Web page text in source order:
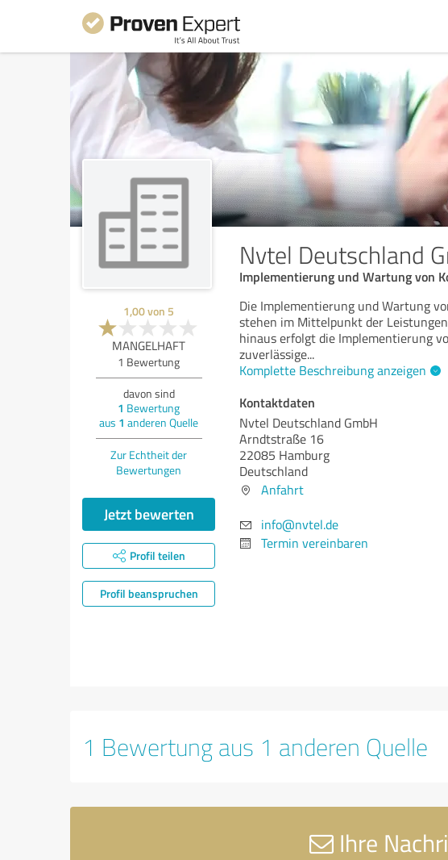
Nvtel Deutschland
Implementierung und Wartung von
1,00von 5
MANGELHAFT
1 Bewertung
davon sind
1 Bewertung
aus 1 anderen Quelle
Zur Echtheit der
Bewertungen
Jetzt bewerten
Profil teilen
Profil beanspruchen
Die Implementierung und Wartung
stehen im Mittelpunkt der
hinaus erfolgt die Implementierung
zuverlässige...
Komplette Beschreibung anzeigen
Kontaktdaten
Nvtel Deutschland GmbH
Arndtstraße 16
22085 Hamburg
Deutschland
Anfahrt
info@nvtel.de
Termin vereinbaren
1 Bewertung aus 1 anderen Quelle
Ihre